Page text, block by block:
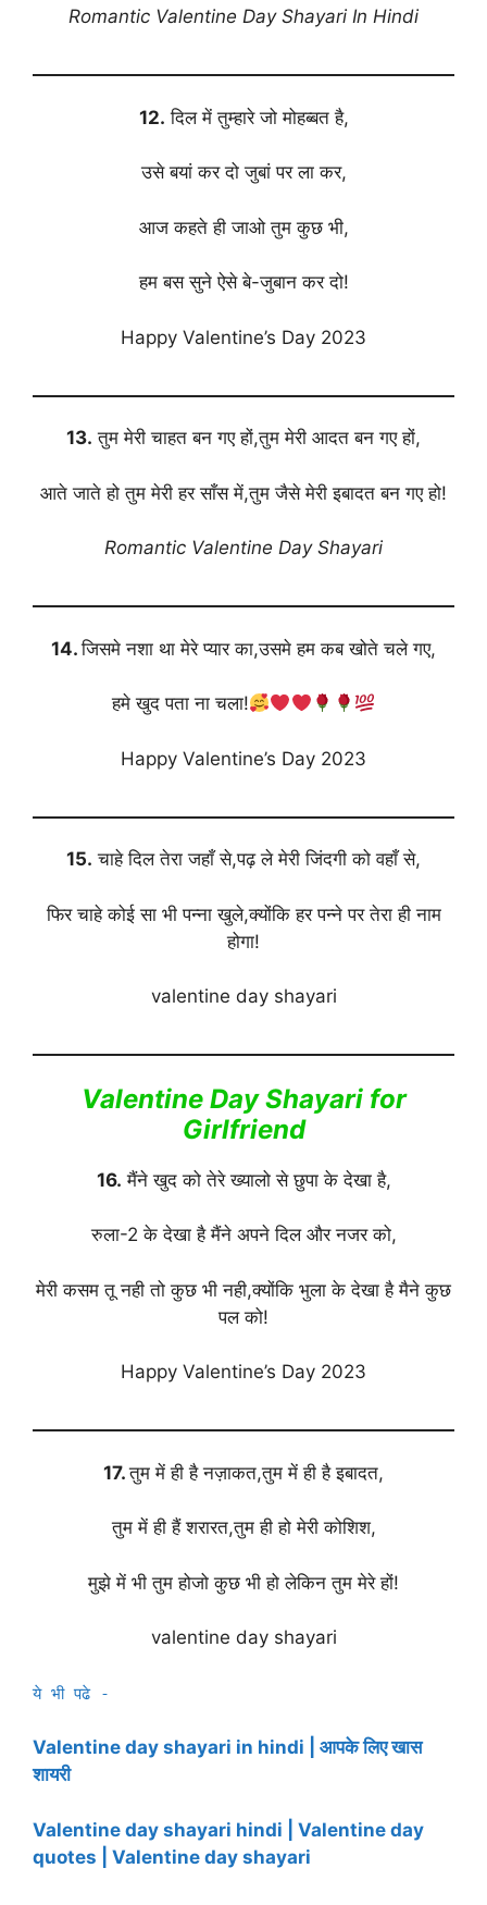
Romantic Valentine Day Shayari In Hindi
12. दिल में तुम्हारे जो मोहब्बत है,
उसे बयां कर दो जुबां पर ला कर,
आज कहते ही जाओ तुम कुछ भी,
हम बस सुने ऐसे बे-जुबान कर दो!
Happy Valentine’s Day 2023
13. तुम मेरी चाहत बन गए हों,तुम मेरी आदत बन गए हों,
आते जाते हो तुम मेरी हर साँस में,तुम जैसे मेरी इबादत बन गए हो!
Romantic Valentine Day Shayari
14.जिसमे नशा था मेरे प्यार का,उसमे हम कब खोते चले गए,
हमे खुद पता ना चला!
Happy Valentine’s Day 2023
15. चाहे दिल तेरा जहाँ से,पढ़ ले मेरी जिंदगी को वहाँ से,
फिर चाहे कोई सा भी पन्ना खुले,क्योंकि हर पन्ने पर तेरा ही नाम
होगा!
valentine day shayari
Valentine Day Shayari for
Girlfriend
16. मैंने खुद को तेरे ख्यालो से छुपा के देखा है,
रुला-2 के देखा है मैंने अपने दिल और नजर को,
मेरी कसम तू नही तो कुछ भी नही,क्योंकि भुला के देखा है मैने कुछ
पल को!
Happy Valentine’s Day 2023
17.तुम में ही है नज़ाकत,तुम में ही है इबादत,
तुम में ही हैं शरारत,तुम ही हो मेरी कोशिश,
मुझे में भी तुम होजो कुछ भी हो लेकिन तुम मेरे हों!
valentine day shayari
ये भी पढे -
Valentine day shayari in hindi | आपके लिए खास
शायरी
Valentine day shayari hindi | Valentine day
quotes | Valentine day shayari